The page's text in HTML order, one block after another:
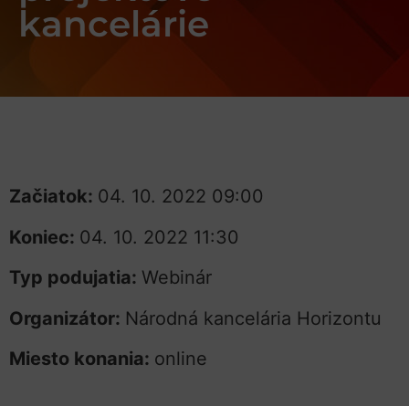
kancelárie
Začiatok: 04. 10. 2022 09:00
Koniec: 04. 10. 2022 11:30
Typ podujatia: Webinár
Organizátor: Národná kancelária Horizontu
Miesto konania: online